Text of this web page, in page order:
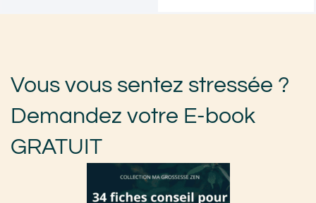
Vous vous sentez stressée ?
Demandez votre E-book
GRATUIT